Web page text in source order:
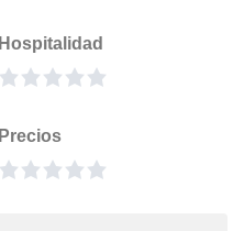
Hospitalidad
Precios